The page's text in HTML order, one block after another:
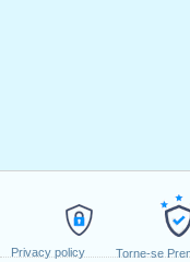
Privacy policy
Torne-se